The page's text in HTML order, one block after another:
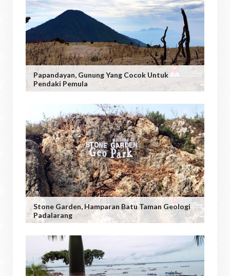
Papandayan, Gunung Yang Cocok Untuk
Pendaki Pemula
Stone Garden, Hamparan Batu Taman Geologi
Padalarang